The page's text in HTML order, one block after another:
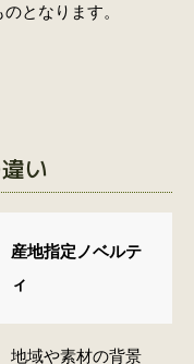
となります。
い
産地指定ノベルテ
ィ
地域や素材の背景